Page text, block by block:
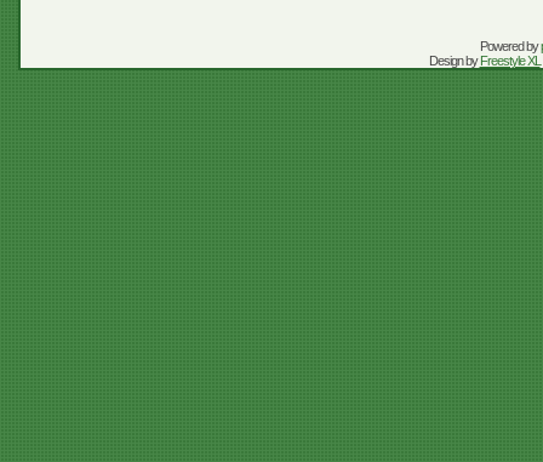
Powered by
Design byFreestyle XL